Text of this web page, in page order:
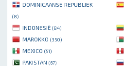
DOMINICAANSE REPUBLIEK
(8)
INDONESIË (84)
MAROKKO (350)
MEXICO (51)
PAKISTAN (67)